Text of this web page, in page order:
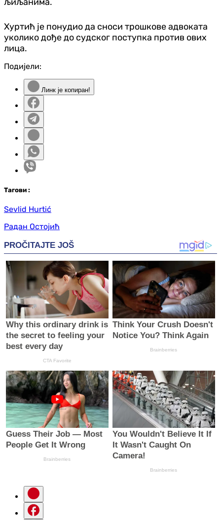
Хуртић је понудио да сноси трошкове адвоката
уколико дође до судског поступка против ових
лица.
Подијели:
Линк је копиран!
Тагови :
Sevlid Hurtić
Радан Остојић